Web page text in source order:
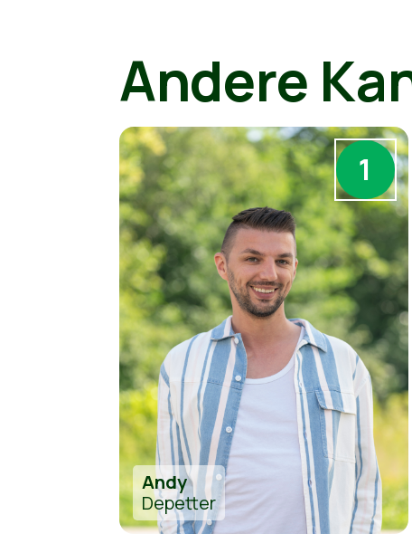
Andere
1
Andy
Depetter